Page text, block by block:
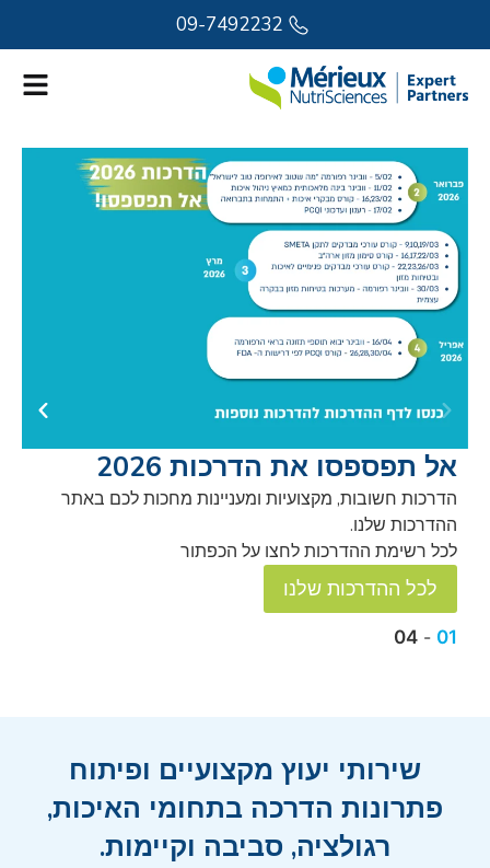
09-7492232
באתר
ניהול משברים
כשזה מגיע להבטחת בטיחות המזון, מוכנות היא
למידע נוסף
02
-
04
שירותי יעוץ מקצועיים ופיתוח
פתרונות הדרכה בתחומי האיכות,
רגולציה, סביבה וקיימות.